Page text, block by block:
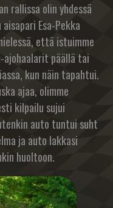
rallissa olin yhdessä
Esa-Pekka
että istuimme
ajohaalarit päällä tai
kun näin tapahtui.
ajaa, olimme
kilpailu sujui
auto tuntui suht
ja auto lakkasi
huoltoon.